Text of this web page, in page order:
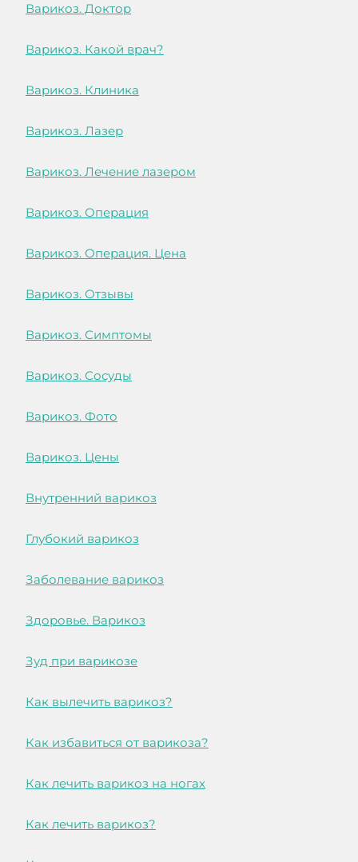
Варикоз. Доктор
Варикоз. Какой врач?
Варикоз. Клиника
Варикоз. Лазер
Варикоз. Лечение лазером
Варикоз. Операция
Варикоз. Операция. Цена
Варикоз. Отзывы
Варикоз. Симптомы
Варикоз. Сосуды
Варикоз. Фото
Варикоз. Цены
Внутренний варикоз
Глубокий варикоз
Заболевание варикоз
Здоровье. Варикоз
Зуд при варикозе
Как вылечить варикоз?
Как избавиться от варикоза?
Как лечить варикоз на ногах
Как лечить варикоз?